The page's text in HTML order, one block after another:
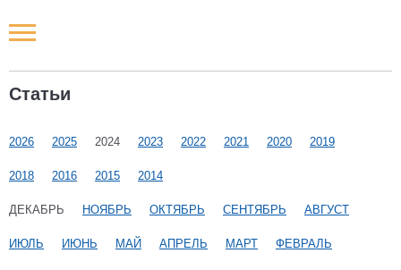
Статьи
2026 2025 2024 2023 2022 2021 2020 2019
2018 2016 2015 2014
ДЕКАБРЬ НОЯБРЬ ОКТЯБРЬ СЕНТЯБРЬ АВГУСТ
ИЮЛЬ ИЮНЬ МАЙ АПРЕЛЬ МАРТ ФЕВРАЛЬ
Новости РФ
Наши мероприятия
Статьи